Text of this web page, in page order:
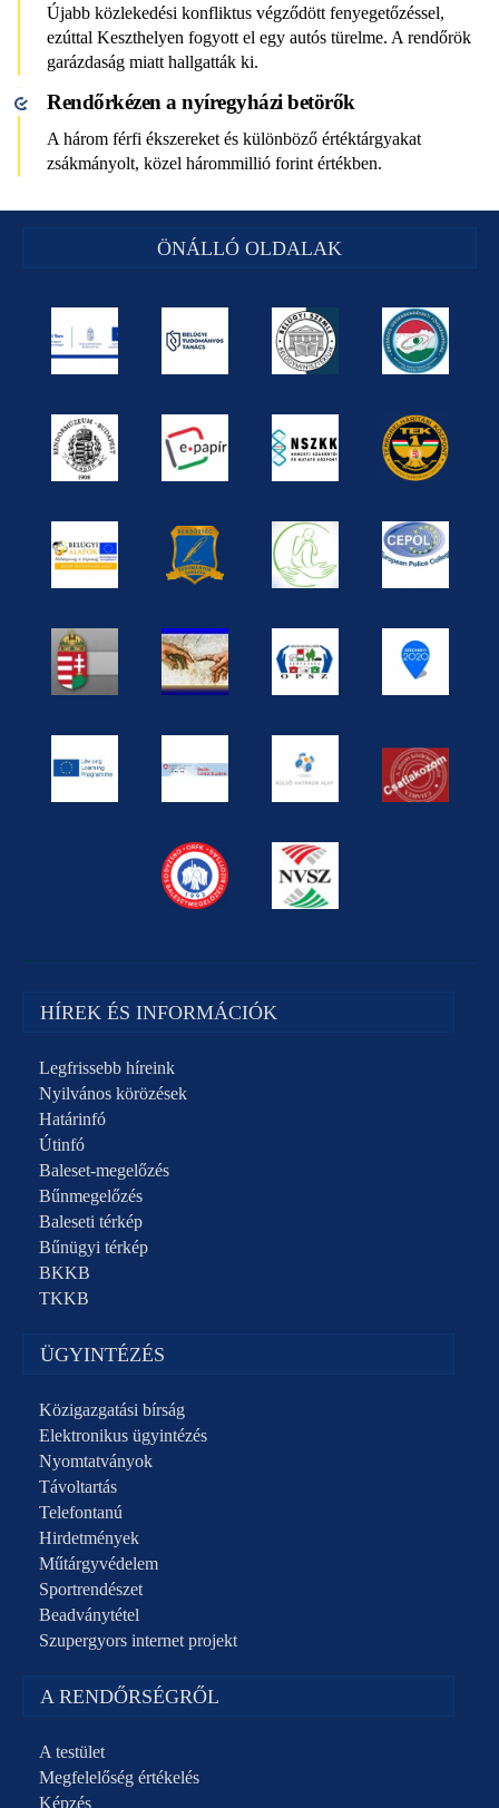
Újabb közlekedési konfliktus végződött fenyegetőzéssel,
ezúttal Keszthelyen fogyott el egy autós türelme. A rendőrök
garázdaság miatt hallgatták ki.
Rendőrkézen a nyíregyházi betörők
A három férfi ékszereket és különböző értéktárgyakat
zsákmányolt, közel hárommillió forint értékben.
ÖNÁLLÓ OLDALAK
HÍREK ÉS INFORMÁCIÓK
Legfrissebb híreink
Nyilvános körözések
Határinfó
Útinfó
Baleset-megelőzés
Bűnmegelőzés
Baleseti térkép
Bűnügyi térkép
BKKB
TKKB
ÜGYINTÉZÉS
Közigazgatási bírság
Elektronikus ügyintézés
Nyomtatványok
Távoltartás
Telefontanú
Hirdetmények
Műtárgyvédelem
Sportrendészet
Beadványtétel
Szupergyors internet projekt
A RENDŐRSÉGRŐL
A testület
Megfelelőség értékelés
Képzés